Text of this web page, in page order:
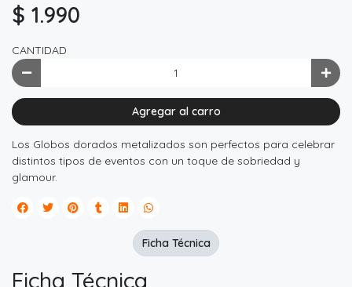
$ 1.990
CANTIDAD
Agregar al carro
Los Globos dorados metalizados son perfectos para celebrar
distintos tipos de eventos con un toque de sobriedad y
glamour.
Ficha Técnica
Ficha Técnica